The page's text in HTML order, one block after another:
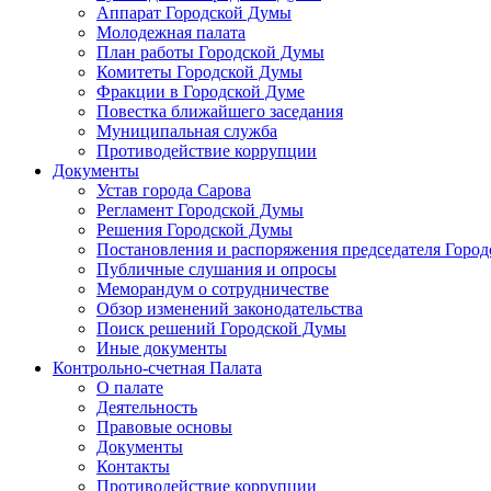
Аппарат Городской Думы
Молодежная палата
План работы Городской Думы
Комитеты Городской Думы
Фракции в Городской Думе
Повестка ближайшего заседания
Муниципальная служба
Противодействие коррупции
Документы
Устав города Сарова
Регламент Городской Думы
Решения Городской Думы
Постановления и распоряжения председателя
Публичные слушания и опросы
Меморандум о сотрудничестве
Обзор изменений законодательства
Поиск решений Городской Думы
Иные документы
Контрольно-счетная Палата
О палате
Деятельность
Правовые основы
Документы
Контакты
Противодействие коррупции